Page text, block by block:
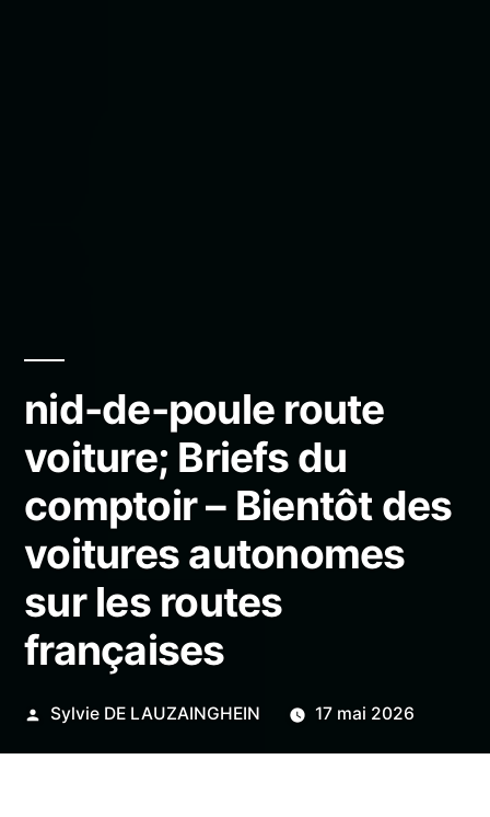
nid-de-poule route
voiture; Briefs du
comptoir – Bientôt des
voitures autonomes
sur les routes
françaises
Publié
Sylvie DE LAUZAINGHEIN 17 mai 2026